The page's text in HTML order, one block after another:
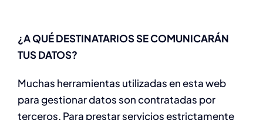
¿A QUÉ DESTINATARIOS SE COMUNICARÁN
TUS DATOS?
Muchas herramientas utilizadas en esta web
para gestionar datos son contratadas por
terceros. Para prestar servicios estrictamente